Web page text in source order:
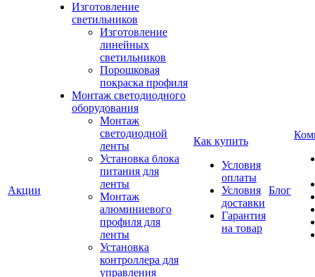
Акции
Изготовление
светильников
Изготовление
линейных
светильников
Порошковая
покраска профиля
Монтаж светодиодного
оборудования
Монтаж
светодиодной
ленты
Установка блока
питания для
ленты
Монтаж
алюминиевого
профиля для
ленты
Установка
контроллера для
управления
Как купить
Условия
оплаты
Условия
доставки
Гарантия
на товар
Блог